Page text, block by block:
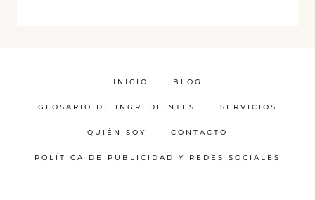
INICIO BLOG
GLOSARIO DE INGREDIENTES SERVICIOS
QUIÉN SOY CONTACTO
POLÍTICA DE PUBLICIDAD Y REDES SOCIALES